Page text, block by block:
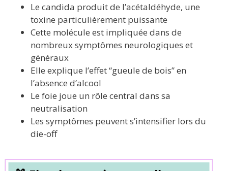
Le candida produit de l’acétaldéhyde, une
toxine particulièrement puissante
Cette molécule est impliquée dans de
nombreux symptômes neurologiques et
généraux
Elle explique l’effet “gueule de bois” en
l’absence d’alcool
Le foie joue un rôle central dans sa
neutralisation
Les symptômes peuvent s’intensifier lors du
die-off